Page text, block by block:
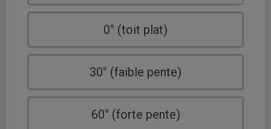
0° (toit plat)
30° (faible pente)
60° (forte pente)